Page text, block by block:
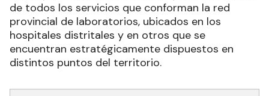
Por último, Atencia destacó, que el Gobierno
provincial continúa, de manera ininterrumpida,
con el proceso de actualización y fortalecimiento
de todos los servicios que conforman la red
provincial de laboratorios, ubicados en los